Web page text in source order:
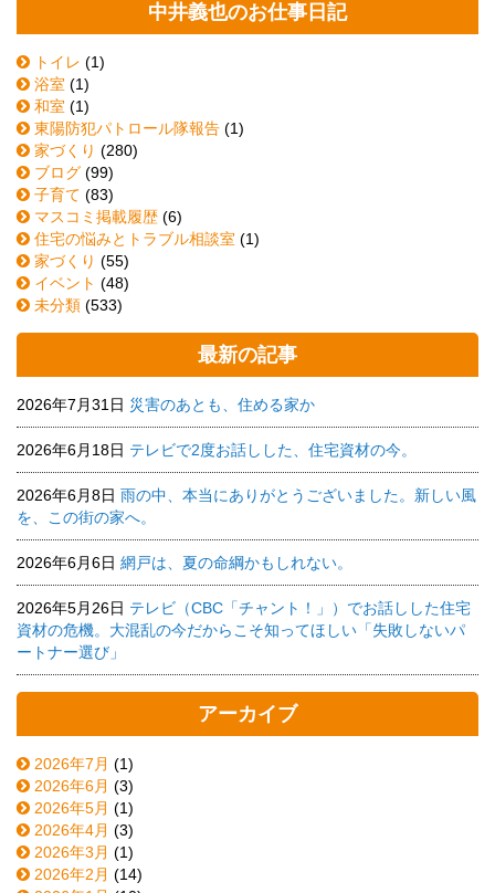
中井義也のお仕事日記
トイレ (1)
浴室 (1)
和室 (1)
東陽防犯パトロール隊報告 (1)
家づくり (280)
ブログ (99)
子育て (83)
マスコミ掲載履歴 (6)
住宅の悩みとトラブル相談室 (1)
家づくり (55)
イベント (48)
未分類 (533)
最新の記事
2026年7月31日 災害のあとも、住める家か
2026年6月18日 テレビで2度お話しした、住宅資材の今。
2026年6月8日 雨の中、本当にありがとうございました。新しい風
を、この街の家へ。
2026年6月6日 網戸は、夏の命綱かもしれない。
2026年5月26日 テレビ（CBC「チャント！」）でお話しした住宅
資材の危機。大混乱の今だからこそ知ってほしい「失敗しないパ
ートナー選び」
アーカイブ
2026年7月 (1)
2026年6月 (3)
2026年5月 (1)
2026年4月 (3)
2026年3月 (1)
2026年2月 (14)